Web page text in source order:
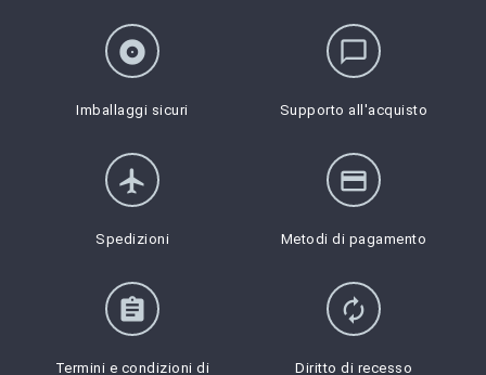
album
Imballaggi sicuri
chat_bubble_outline
Supporto all'acquisto
flight
Spedizioni
credit_card
Metodi di pagamento
assignment
Termini e condizioni di
autorenew
Diritto di recesso